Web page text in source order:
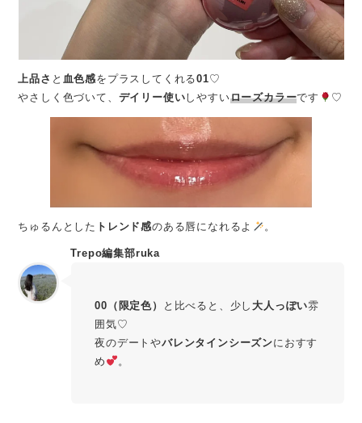
上品さ と 血色感をプラスしてくれる01♡
やさしく色づいて、 デイリー使いしやすいローズカラーです ♡
ちゅるんとした トレンド感のある唇になれるよ 。
Trepo編集部ruka
00（限定色） と比べると、少し 大人っぽい雰
囲気♡
夜のデートやバレンタインシーズンにおすす
め
。